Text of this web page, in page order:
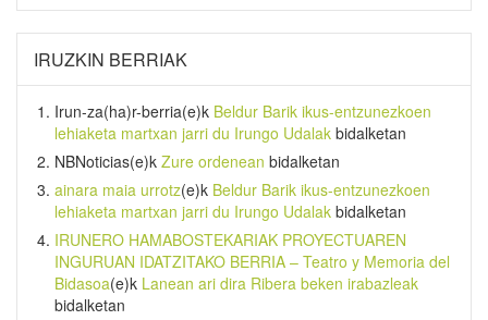
IRUZKIN BERRIAK
Irun-za(ha)r-berria(e)k Beldur Barik ikus-entzunezkoen
lehiaketa martxan jarri du Irungo Udalak bidalketan
NBNoticias(e)k Zure ordenean bidalketan
ainara maia urrotz(e)k Beldur Barik ikus-entzunezkoen
lehiaketa martxan jarri du Irungo Udalak bidalketan
IRUNERO HAMABOSTEKARIAK PROYECTUAREN
INGURUAN IDATZITAKO BERRIA – Teatro y Memoria del
Bidasoa(e)k Lanean ari dira Ribera beken irabazleak
bidalketan